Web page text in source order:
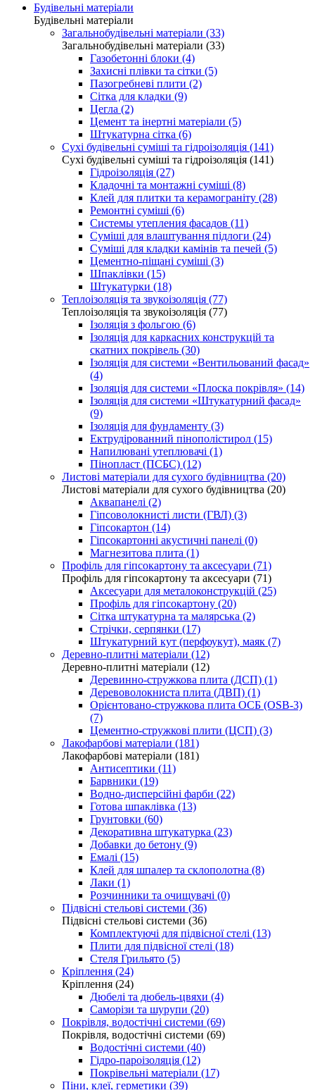
Будівельні матеріали
Будівельні матеріали
Загальнобудівельні матеріали (33)
Загальнобудівельні матеріали (33)
Газобетонні блоки (4)
Захисні плівки та сітки (5)
Пазогребневі плити (2)
Сітка для кладки (9)
Цегла (2)
Цемент та інертні матеріали (5)
Штукатурна сітка (6)
Сухі будівельні суміші та гідроізоляція (141)
Сухі будівельні суміші та гідроізоляція (141)
Гідроізоляція (27)
Кладочні та монтажні суміші (8)
Клей для плитки та керамограніту (28)
Ремонтні суміші (6)
Системы утепления фасадов (11)
Суміші для влаштування підлоги (24)
Суміші для кладки камінів та печей (5)
Цементно-піщані суміші (3)
Шпаклівки (15)
Штукатурки (18)
Теплоізоляція та звукоізоляція (77)
Теплоізоляція та звукоізоляція (77)
Ізоляція з фольгою (6)
Ізоляція для каркасних конструкцій та
скатних покрівель (30)
Ізоляція для системи «Вентильований фасад»
(4)
Ізоляція для системи «Плоска покрівля» (14)
Ізоляція для системи «Штукатурний фасад»
(9)
Ізоляція для фундаменту (3)
Ектрудірованний пінополістирол (15)
Напилювані утеплювачі (1)
Пінопласт (ПСБС) (12)
Листові матеріали для сухого будівництва (20)
Листові матеріали для сухого будівництва (20)
Аквапанелі (2)
Гіпсоволокнисті листи (ГВЛ) (3)
Гіпсокартон (14)
Гіпсокартонні акустичні панелі (0)
Магнезитова плита (1)
Профіль для гіпсокартону та аксесуари (71)
Профіль для гіпсокартону та аксесуари (71)
Аксесуари для металоконструкцій (25)
Профіль для гіпсокартону (20)
Сітка штукатурна та малярська (2)
Стрічки, серпянки (17)
Штукатурний кут (перфоукут), маяк (7)
Деревно-плитні матеріали (12)
Деревно-плитні матеріали (12)
Деревинно-стружкова плита (ДСП) (1)
Деревоволокниста плита (ДВП) (1)
Орієнтовано-стружкова плита ОСБ (OSB-3)
(7)
Цементно-стружкові плити (ЦСП) (3)
Лакофарбові матеріали (181)
Лакофарбові матеріали (181)
Антисептики (11)
Барвники (19)
Водно-дисперсійні фарби (22)
Готова шпаклівка (13)
Грунтовки (60)
Декоративна штукатурка (23)
Добавки до бетону (9)
Емалі (15)
Клей для шпалер та склополотна (8)
Лаки (1)
Розчинники та очищувачі (0)
Підвісні стельові системи (36)
Підвісні стельові системи (36)
Комплектуючі для підвісної стелі (13)
Плити для підвісної стелі (18)
Стеля Грильято (5)
Кріплення (24)
Кріплення (24)
Дюбелі та дюбель-цвяхи (4)
Саморізи та шурупи (20)
Покрівля, водостічні системи (69)
Покрівля, водостічні системи (69)
Водостічні системи (40)
Гідро-пароізоляція (12)
Покрівельні матеріали (17)
Піни, клеї, герметики (39)